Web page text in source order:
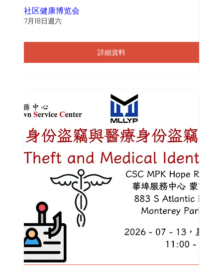
社区健康博览会
7月18日週六
詳細資料